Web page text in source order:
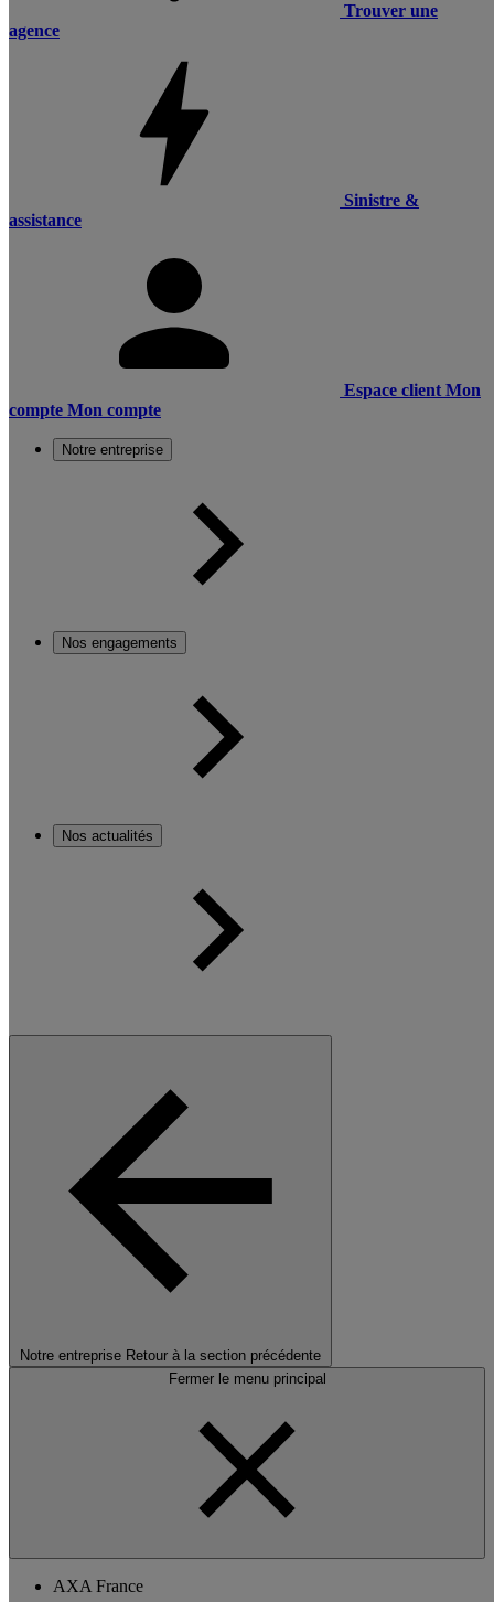
Trouver une
agence
Sinistre &
assistance
Espace client Mon
compte Mon compte
Notre entreprise
Nos engagements
Nos actualités
Notre entreprise Retour à la section précédente
Fermer le menu principal
AXA France